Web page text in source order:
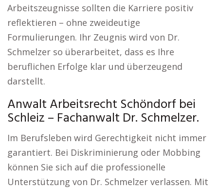
Arbeitszeugnisse sollten die Karriere positiv
reflektieren – ohne zweideutige
Formulierungen. Ihr Zeugnis wird von Dr.
Schmelzer so überarbeitet, dass es Ihre
beruflichen Erfolge klar und überzeugend
darstellt.
Anwalt Arbeitsrecht Schöndorf bei
Schleiz – Fachanwalt Dr. Schmelzer.
Im Berufsleben wird Gerechtigkeit nicht immer
garantiert. Bei Diskriminierung oder Mobbing
können Sie sich auf die professionelle
Unterstützung von Dr. Schmelzer verlassen. Mit